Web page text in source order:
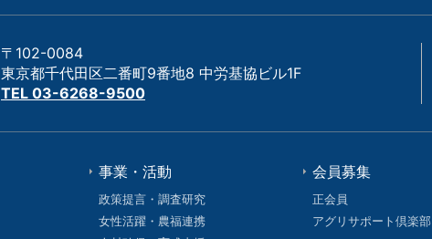
〒102-0084
東京都千代田区二番町9番地8 中労基協ビル1F
TEL 03-6268-9500
事業・活動
政策提言・調査研究
女性活躍・農福連携
会員募集
正会員
アグリサポート倶楽部